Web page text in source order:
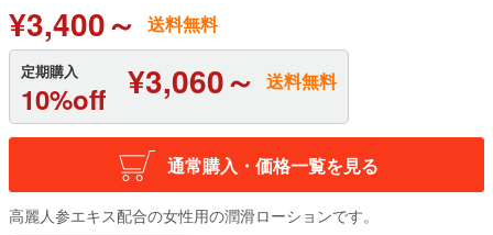
¥3,400～ 送料無料
定期購入
10%off ¥3,060～ 送料無料
通常購入・価格一覧を見る
高麗人参エキス配合の女性用の潤滑ローションです。